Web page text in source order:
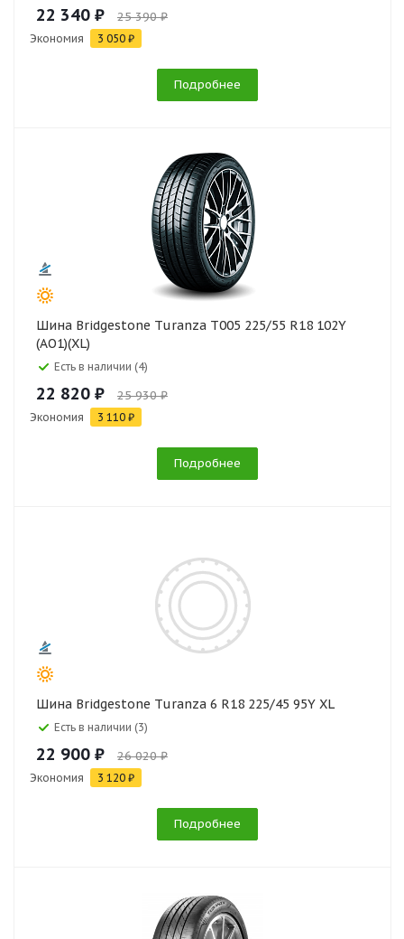
22 340 ₽ 25 390 ₽
Экономия 3 050 ₽
Подробнее
Шина Bridgestone Turanza T005 225/55 R18 102Y
(AO1)(XL)
Есть в наличии (4)
22 820 ₽ 25 930 ₽
Экономия 3 110 ₽
Подробнее
Шина Bridgestone Turanza 6 R18 225/45 95Y XL
Есть в наличии (3)
22 900 ₽ 26 020 ₽
Экономия 3 120 ₽
Подробнее